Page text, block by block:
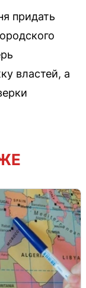
придать
властей, а